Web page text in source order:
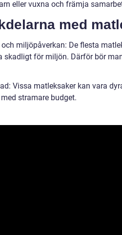
eller vuxna och främja
med
miljöpåverkan: De flesta
skadligt för miljön. Därför bör
Vissa matleksaker kan vara
stramare budget.